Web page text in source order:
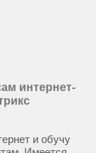
интернет-
и обучу